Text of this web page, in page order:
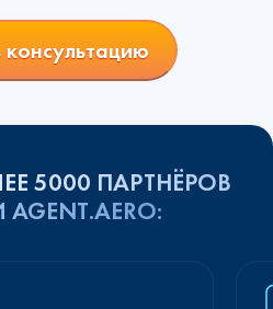
консультацию
5000 ПАРТНЁРОВ